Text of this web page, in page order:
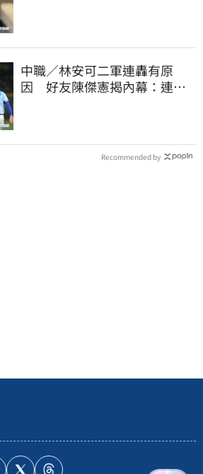
中職／林安可二軍連轟有原
因 好友陳傑憲揭內幕：連天
Recommended by